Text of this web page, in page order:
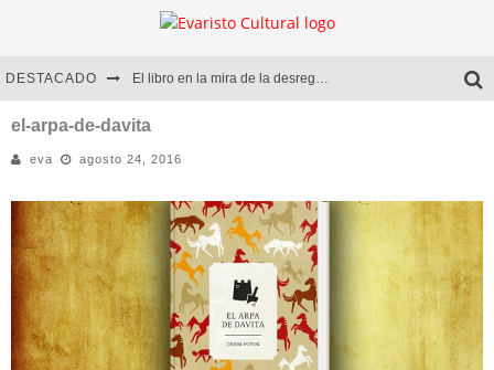
DESTACADO El libro en la mira de la desregulación
Marcelo Rubio | El llovedor
Diego Meret | Hotel Acapulco
Alejandra Correa | La nieve
el-arpa-de-davita
eva agosto 24, 2016